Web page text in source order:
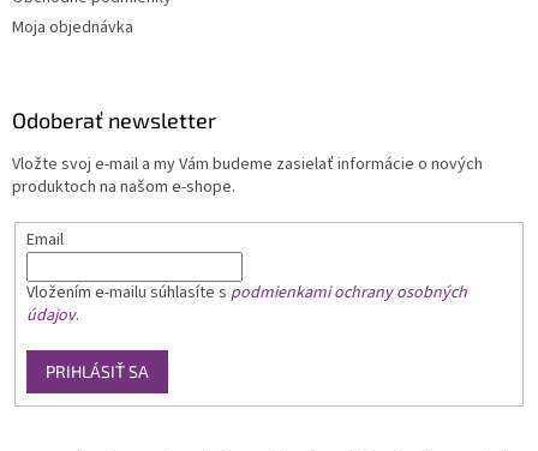
Moja objednávka
Odoberať newsletter
Vložte svoj e-mail a my Vám budeme zasielať informácie o nových
produktoch na našom e-shope.
Email
Vložením e-mailu súhlasíte s podmienkami ochrany osobných
údajov.
PRIHLÁSIŤ SA